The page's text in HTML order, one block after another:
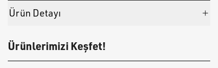
Ürün Detayı
Ürünlerimizi Keşfet!